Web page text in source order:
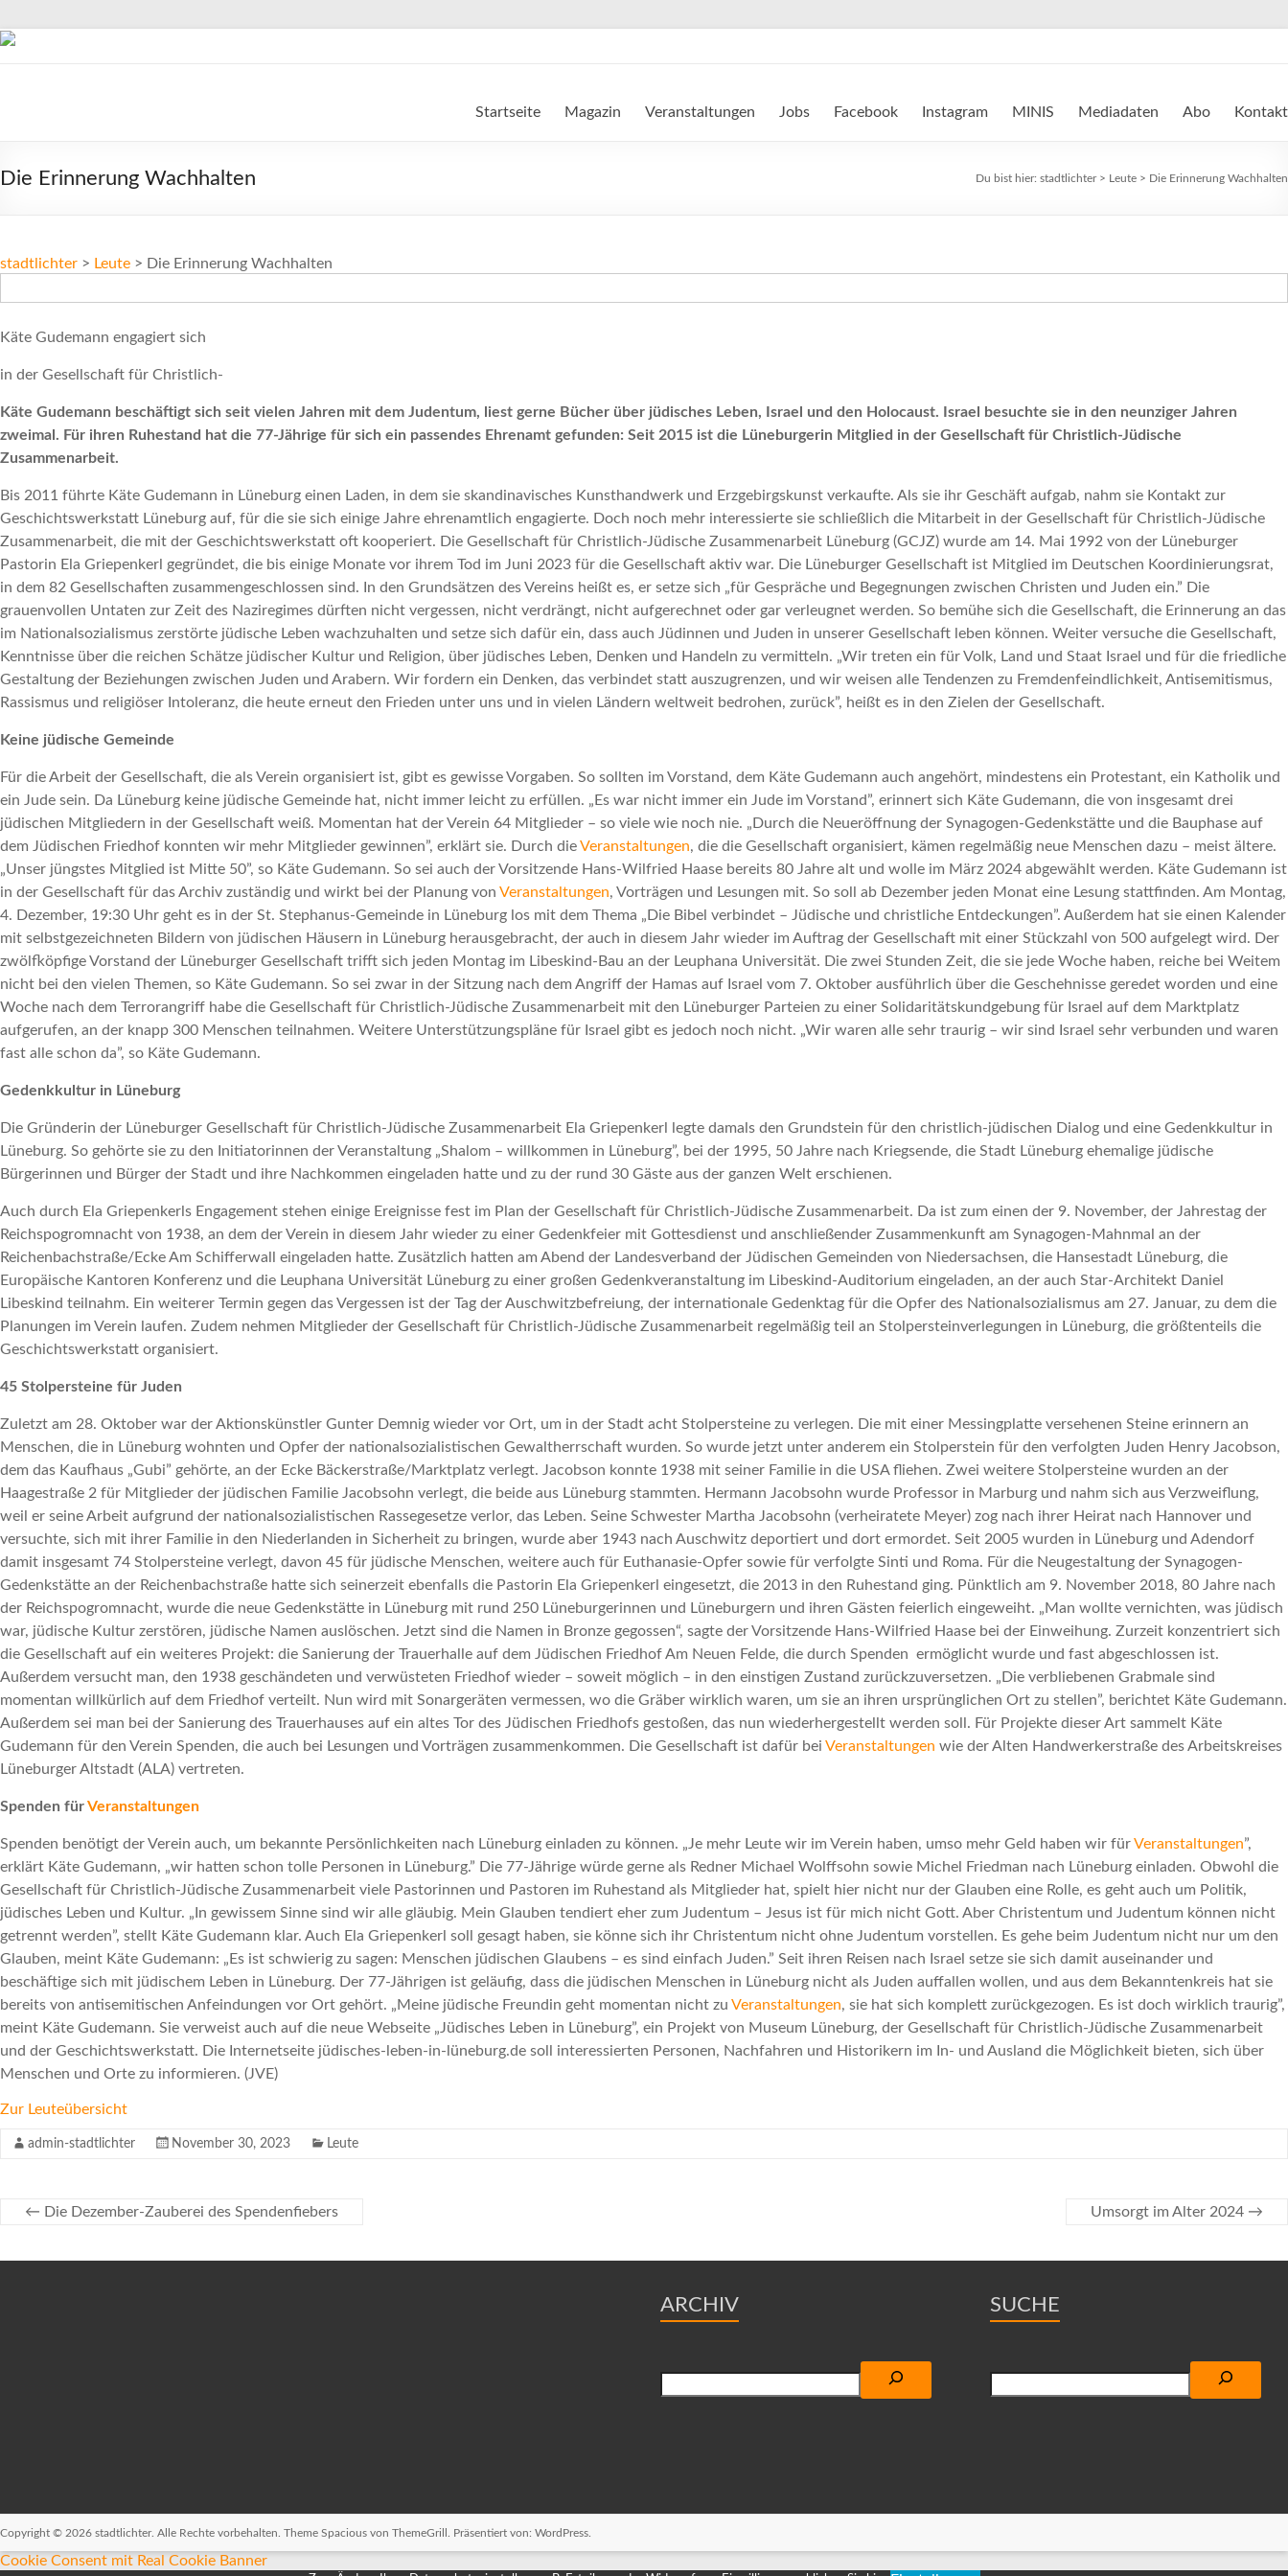
Zum
für
und
Winsen
Startseite Magazin Veranstaltungen Jobs Facebook Instagram MINIS Mediadaten Abo Kontakt
Die Erinnerung Wachhalten Du bist hier: stadtlichter> Leute > Die Erinnerung Wachhalten
stadtlichter > Leute > Die Erinnerung Wachhalten
Käte Gudemann engagiert sich
in der Gesellschaft für Christlich-
Käte Gudemann beschäftigt sich seit vielen Jahren mit dem Judentum, liest gerne Bücher über jüdisches Leben, Israel und den Holocaust. Israel besuchte sie in den neunziger Jahren
zweimal. Für ihren Ruhestand hat die 77-Jährige für sich ein passendes Ehrenamt gefunden: Seit 2015 ist die Lüneburgerin Mitglied in der Gesellschaft für Christlich-Jüdische
Zusammenarbeit.
Bis 2011 führte Käte Gudemann in Lüneburg einen Laden, in dem sie skandinavisches Kunsthandwerk und Erzgebirgskunst verkaufte. Als sie ihr Geschäft aufgab, nahm sie Kontakt zur
Geschichtswerkstatt Lüneburg auf, für die sie sich einige Jahre ehrenamtlich engagierte. Doch noch mehr interessierte sie schließlich die Mitarbeit in der Gesellschaft für Christlich-Jüdische
Zusammenarbeit, die mit der Geschichtswerkstatt oft kooperiert. Die Gesellschaft für Christlich-Jüdische Zusammenarbeit Lüneburg (GCJZ) wurde am 14. Mai 1992 von der Lüneburger
Pastorin Ela Griepenkerl gegründet, die bis einige Monate vor ihrem Tod im Juni 2023 für die Gesellschaft aktiv war. Die Lüneburger Gesellschaft ist Mitglied im Deutschen Koordinierungsrat,
in dem 82 Gesellschaften zusammengeschlossen sind. In den Grundsätzen des Vereins heißt es, er setze sich „für Gespräche und Begegnungen zwischen Christen und Juden ein.” Die
grauenvollen Untaten zur Zeit des Naziregimes dürften nicht vergessen, nicht verdrängt, nicht aufgerechnet oder gar verleugnet werden. So bemühe sich die Gesellschaft, die Erinnerung an das
im Nationalsozialismus zerstörte jüdische Leben wachzuhalten und setze sich dafür ein, dass auch Jüdinnen und Juden in unserer Gesellschaft leben können. Weiter versuche die Gesellschaft,
Kenntnisse über die reichen Schätze jüdischer Kultur und Religion, über jüdisches Leben, Denken und Handeln zu vermitteln. „Wir treten ein für Volk, Land und Staat Israel und für die friedliche
Gestaltung der Beziehungen zwischen Juden und Arabern. Wir fordern ein Denken, das verbindet statt auszugrenzen, und wir weisen alle Tendenzen zu Fremdenfeindlichkeit, Antisemitismus,
Rassismus und religiöser Intoleranz, die heute erneut den Frieden unter uns und in vielen Ländern weltweit bedrohen, zurück”, heißt es in den Zielen der Gesellschaft.
Keine jüdische Gemeinde
Für die Arbeit der Gesellschaft, die als Verein organisiert ist, gibt es gewisse Vorgaben. So sollten im Vorstand, dem Käte Gudemann auch angehört, mindestens ein Protestant, ein Katholik und
ein Jude sein. Da Lüneburg keine jüdische Gemeinde hat, nicht immer leicht zu erfüllen. „Es war nicht immer ein Jude im Vorstand”, erinnert sich Käte Gudemann, die von insgesamt drei
jüdischen Mitgliedern in der Gesellschaft weiß. Momentan hat der Verein 64 Mitglieder – so viele wie noch nie. „Durch die Neueröffnung der Synagogen-Gedenkstätte und die Bauphase auf
dem Jüdischen Friedhof konnten wir mehr Mitglieder gewinnen”, erklärt sie. Durch dieVeranstaltungen, die die Gesellschaft organisiert, kämen regelmäßig neue Menschen dazu – meist ältere.
„Unser jüngstes Mitglied ist Mitte 50”, so Käte Gudemann. So sei auch der Vorsitzende Hans-Wilfried Haase bereits 80 Jahre alt und wolle im März 2024 abgewählt werden. Käte Gudemann ist
in der Gesellschaft für das Archiv zuständig und wirkt bei der Planung von Veranstaltungen, Vorträgen und Lesungen mit. So soll ab Dezember jeden Monat eine Lesung stattfinden. Am Montag,
4. Dezember, 19:30 Uhr geht es in der St. Stephanus-Gemeinde in Lüneburg los mit dem Thema „Die Bibel verbindet – Jüdische und christliche Entdeckungen”. Außerdem hat sie einen Kalender
mit selbstgezeichneten Bildern von jüdischen Häusern in Lüneburg herausgebracht, der auch in diesem Jahr wieder im Auftrag der Gesellschaft mit einer Stückzahl von 500 aufgelegt wird. Der
zwölfköpfige Vorstand der Lüneburger Gesellschaft trifft sich jeden Montag im Libeskind-Bau an der Leuphana Universität. Die zwei Stunden Zeit, die sie jede Woche haben, reiche bei Weitem
nicht bei den vielen Themen, so Käte Gudemann. So sei zwar in der Sitzung nach dem Angriff der Hamas auf Israel vom 7. Oktober ausführlich über die Geschehnisse geredet worden und eine
Woche nach dem Terrorangriff habe die Gesellschaft für Christlich-Jüdische Zusammenarbeit mit den Lüneburger Parteien zu einer Solidaritätskundgebung für Israel auf dem Marktplatz
aufgerufen, an der knapp 300 Menschen teilnahmen. Weitere Unterstützungspläne für Israel gibt es jedoch noch nicht. „Wir waren alle sehr traurig – wir sind Israel sehr verbunden und waren
fast alle schon da”, so Käte Gudemann.
Gedenkkultur in Lüneburg
Die Gründerin der Lüneburger Gesellschaft für Christlich-Jüdische Zusammenarbeit Ela Griepenkerl legte damals den Grundstein für den christlich-jüdischen Dialog und eine Gedenkkultur in
Lüneburg. So gehörte sie zu den Initiatorinnen der Veranstaltung „Shalom – willkommen in Lüneburg”, bei der 1995, 50 Jahre nach Kriegsende, die Stadt Lüneburg ehemalige jüdische
Bürgerinnen und Bürger der Stadt und ihre Nachkommen eingeladen hatte und zu der rund 30 Gäste aus der ganzen Welt erschienen.
Auch durch Ela Griepenkerls Engagement stehen einige Ereignisse fest im Plan der Gesellschaft für Christlich-Jüdische Zusammenarbeit. Da ist zum einen der 9. November, der Jahrestag der
Reichspogromnacht von 1938, an dem der Verein in diesem Jahr wieder zu einer Gedenkfeier mit Gottesdienst und anschließender Zusammenkunft am Synagogen-Mahnmal an der
Reichenbachstraße/Ecke Am Schifferwall eingeladen hatte. Zusätzlich hatten am Abend der Landesverband der Jüdischen Gemeinden von Niedersachsen, die Hansestadt Lüneburg, die
Europäische Kantoren Konferenz und die Leuphana Universität Lüneburg zu einer großen Gedenkveranstaltung im Libeskind-Auditorium eingeladen, an der auch Star-Architekt Daniel
Libeskind teilnahm. Ein weiterer Termin gegen das Vergessen ist der Tag der Auschwitzbefreiung, der internationale Gedenktag für die Opfer des Nationalsozialismus am 27. Januar, zu dem die
Planungen im Verein laufen. Zudem nehmen Mitglieder der Gesellschaft für Christlich-Jüdische Zusammenarbeit regelmäßig teil an Stolpersteinverlegungen in Lüneburg, die größtenteils die
Geschichtswerkstatt organisiert.
45 Stolpersteine für Juden
Zuletzt am 28. Oktober war der Aktionskünstler Gunter Demnig wieder vor Ort, um in der Stadt acht Stolpersteine zu verlegen. Die mit einer Messingplatte versehenen Steine erinnern an
Menschen, die in Lüneburg wohnten und Opfer der nationalsozialistischen Gewaltherrschaft wurden. So wurde jetzt unter anderem ein Stolperstein für den verfolgten Juden Henry Jacobson,
dem das Kaufhaus „Gubi” gehörte, an der Ecke Bäckerstraße/Marktplatz verlegt. Jacobson konnte 1938 mit seiner Familie in die USA fliehen. Zwei weitere Stolpersteine wurden an der
Haagestraße 2 für Mitglieder der jüdischen Familie Jacobsohn verlegt, die beide aus Lüneburg stammten. Hermann Jacobsohn wurde Professor in Marburg und nahm sich aus Verzweiflung,
weil er seine Arbeit aufgrund der nationalsozialistischen Rassegesetze verlor, das Leben. Seine Schwester Martha Jacobsohn (verheiratete Meyer) zog nach ihrer Heirat nach Hannover und
versuchte, sich mit ihrer Familie in den Niederlanden in Sicherheit zu bringen, wurde aber 1943 nach Auschwitz deportiert und dort ermordet. Seit 2005 wurden in Lüneburg und Adendorf
damit insgesamt 74 Stolpersteine verlegt, davon 45 für jüdische Menschen, weitere auch für Euthanasie-Opfer sowie für verfolgte Sinti und Roma. Für die Neugestaltung der Synagogen-
Gedenkstätte an der Reichenbachstraße hatte sich seinerzeit ebenfalls die Pastorin Ela Griepenkerl eingesetzt, die 2013 in den Ruhestand ging. Pünktlich am 9. November 2018, 80 Jahre nach
der Reichspogromnacht, wurde die neue Gedenkstätte in Lüneburg mit rund 250 Lüneburgerinnen und Lüneburgern und ihren Gästen feierlich eingeweiht. „Man wollte vernichten, was jüdisch
war, jüdische Kultur zerstören, jüdische Namen auslöschen. Jetzt sind die Namen in Bronze gegossen“, sagte der Vorsitzende Hans-Wilfried Haase bei der Einweihung. Zurzeit konzentriert sich
die Gesellschaft auf ein weiteres Projekt: die Sanierung der Trauerhalle auf dem Jüdischen Friedhof Am Neuen Felde, die durch Spenden ermöglicht wurde und fast abgeschlossen ist.
Außerdem versucht man, den 1938 geschändeten und verwüsteten Friedhof wieder – soweit möglich – in den einstigen Zustand zurückzuversetzen. „Die verbliebenen Grabmale sind
momentan willkürlich auf dem Friedhof verteilt. Nun wird mit Sonargeräten vermessen, wo die Gräber wirklich waren, um sie an ihren ursprünglichen Ort zu stellen”, berichtet Käte Gudemann.
Außerdem sei man bei der Sanierung des Trauerhauses auf ein altes Tor des Jüdischen Friedhofs gestoßen, das nun wiederhergestellt werden soll. Für Projekte dieser Art sammelt Käte
Gudemann für den Verein Spenden, die auch bei Lesungen und Vorträgen zusammenkommen. Die Gesellschaft ist dafür bei Veranstaltungen wie der Alten Handwerkerstraße des Arbeitskreises
Lüneburger Altstadt (ALA) vertreten.
Spenden fürVeranstaltungen
Spenden benötigt der Verein auch, um bekannte Persönlichkeiten nach Lüneburg einladen zu können. „Je mehr Leute wir im Verein haben, umso mehr Geld haben wir fürVeranstaltungen”,
erklärt Käte Gudemann, „wir hatten schon tolle Personen in Lüneburg.” Die 77-Jährige würde gerne als Redner Michael Wolffsohn sowie Michel Friedman nach Lüneburg einladen. Obwohl die
Gesellschaft für Christlich-Jüdische Zusammenarbeit viele Pastorinnen und Pastoren im Ruhestand als Mitglieder hat, spielt hier nicht nur der Glauben eine Rolle, es geht auch um Politik,
jüdisches Leben und Kultur. „In gewissem Sinne sind wir alle gläubig. Mein Glauben tendiert eher zum Judentum – Jesus ist für mich nicht Gott. Aber Christentum und Judentum können nicht
getrennt werden”, stellt Käte Gudemann klar. Auch Ela Griepenkerl soll gesagt haben, sie könne sich ihr Christentum nicht ohne Judentum vorstellen. Es gehe beim Judentum nicht nur um den
Glauben, meint Käte Gudemann: „Es ist schwierig zu sagen: Menschen jüdischen Glaubens – es sind einfach Juden.” Seit ihren Reisen nach Israel setze sie sich damit auseinander und
beschäftige sich mit jüdischem Leben in Lüneburg. Der 77-Jährigen ist geläufig, dass die jüdischen Menschen in Lüneburg nicht als Juden auffallen wollen, und aus dem Bekanntenkreis hat sie
bereits von antisemitischen Anfeindungen vor Ort gehört. „Meine jüdische Freundin geht momentan nicht zu Veranstaltungen, sie hat sich komplett zurückgezogen. Es ist doch wirklich traurig”,
meint Käte Gudemann. Sie verweist auch auf die neue Webseite „Jüdisches Leben in Lüneburg”, ein Projekt von Museum Lüneburg, der Gesellschaft für Christlich-Jüdische Zusammenarbeit
und der Geschichtswerkstatt. Die Internetseite jüdisches-leben-in-lüneburg.de soll interessierten Personen, Nachfahren und Historikern im In- und Ausland die Möglichkeit bieten, sich über
Menschen und Orte zu informieren. (JVE)
Zur Leuteübersicht
admin-stadtlichter November 30, 2023 Leute
← Die Dezember-Zauberei des Spendenfiebers Umsorgt im Alter 2024 →
ARCHIV SUCHE
Copyright © 2026 stadtlichter. Alle Rechte vorbehalten. Theme Spacious von ThemeGrill. Präsentiert von: WordPress
Cookie Consent mit Real Cookie Banner